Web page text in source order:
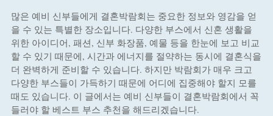
많은 예비 신부들에게 결혼박람회는 중요한 정보와 영감을 얻
을 수 있는 특별한 장소입니다. 다양한 부스에서 신혼 생활을
위한 아이디어, 패션, 신부 화장품, 예물 등을 한눈에 보고 비교
할 수 있기 때문에, 시간과 에너지를 절약하는 동시에 결혼식을
더 완벽하게 준비할 수 있습니다. 하지만 박람회가 매우 크고
다양한 부스들이 가득하기 때문에 어디에 집중해야 할지 모를
때도 있습니다. 이 글에서는 예비 신부들이 결혼박람회에서 꼭
들러야 할 베스트 부스 추천을 해드리겠습니다.